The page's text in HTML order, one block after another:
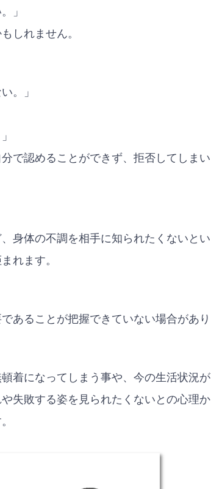
」
しれません。
。」
で認めることができず、拒否してしまい
身体の不調を相手に知られたくないとい
れます。
あることが把握できていない場合があり
着になってしまう事や、今の生活状況が
失敗する姿を見られたくないとの心理か